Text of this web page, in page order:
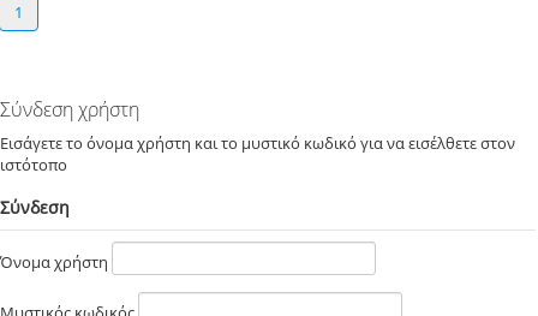
1
Σύνδεση χρήστη
Εισάγετε το όνομα χρήστη και το μυστικό κωδικό για να εισέλθετε στον
ιστότοπο
Σύνδεση
Όνομα χρήστη